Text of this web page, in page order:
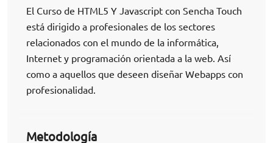
El Curso de HTML5 Y Javascript con Sencha Touch
está dirigido a profesionales de los sectores
relacionados con el mundo de la informática,
Internet y programación orientada a la web. Así
como a aquellos que deseen diseñar Webapps con
profesionalidad.
Metodología